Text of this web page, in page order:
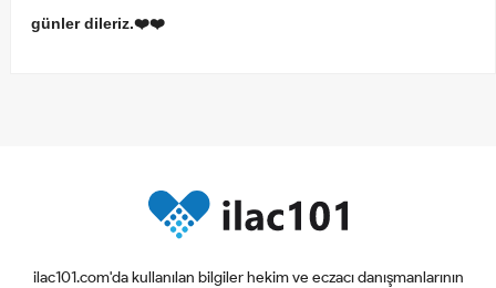
günler dileriz.❤️❤️
ilac101.com'da kullanılan bilgiler hekim ve eczacı danışmanlarının